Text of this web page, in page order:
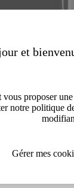
et
proposer
notre politique
Gérer mes